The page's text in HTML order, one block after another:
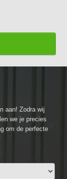
aan! Zodra wij
we je precies
om de perfecte